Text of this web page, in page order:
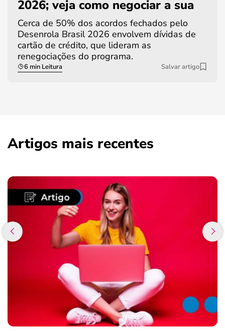
2026; veja como negociar a sua
Cerca de 50% dos acordos fechados pelo
Desenrola Brasil 2026 envolvem dívidas de
cartão de crédito, que lideram as
renegociações do programa.
6 min Leitura Salvar artigo
Artigos mais recentes